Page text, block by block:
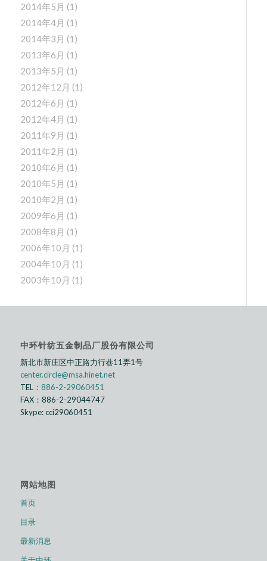
2014年5月 (1)
2014年4月 (1)
2014年3月 (1)
2013年6月 (1)
2013年5月 (1)
2012年12月 (1)
2012年6月 (1)
2012年4月 (1)
2011年9月 (1)
2011年2月 (1)
2010年6月 (1)
2010年5月 (1)
2010年2月 (1)
2009年6月 (1)
2008年8月 (1)
2006年10月 (1)
2004年10月 (1)
2003年10月 (1)
中环针纺五金制品厂股份有限公司
新北市新庄区中正路⼒行巷11弄1号
center.circle@msa.hinet.net
TEL： 886-2-29060451
FAX：886-2-29044747
Skype: cci29060451
网站地图
首页
目录
最新消息